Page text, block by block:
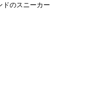
ドのスニーカー